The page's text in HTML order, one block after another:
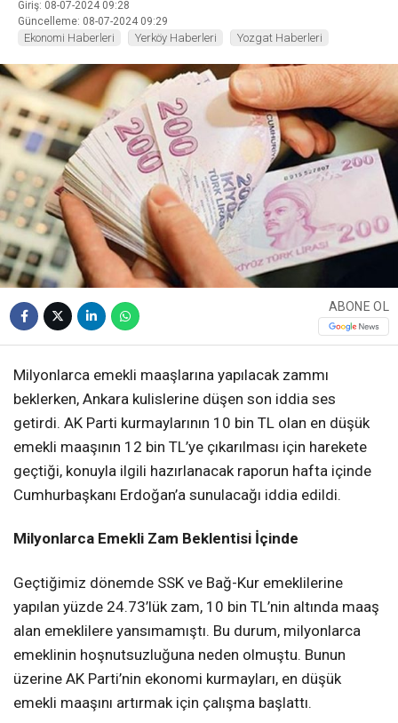
Giriş: 08-07-2024 09:28
Güncelleme: 08-07-2024 09:29
Ekonomi Haberleri Yerköy Haberleri Yozgat Haberleri
ABONE OL
Milyonlarca emekli maaşlarına yapılacak zammı
beklerken, Ankara kulislerine düşen son iddia ses
getirdi. AK Parti kurmaylarının 10 bin TL olan en düşük
emekli maaşının 12 bin TL’ye çıkarılması için harekete
geçtiği, konuyla ilgili hazırlanacak raporun hafta içinde
Cumhurbaşkanı Erdoğan’a sunulacağı iddia edildi.
Milyonlarca Emekli Zam Beklentisi İçinde
Geçtiğimiz dönemde SSK ve Bağ-Kur emeklilerine
yapılan yüzde 24.73’lük zam, 10 bin TL’nin altında maaş
alan emeklilere yansımamıştı. Bu durum, milyonlarca
emeklinin hoşnutsuzluğuna neden olmuştu. Bunun
üzerine AK Parti’nin ekonomi kurmayları, en düşük
emekli maaşını artırmak için çalışma başlattı.